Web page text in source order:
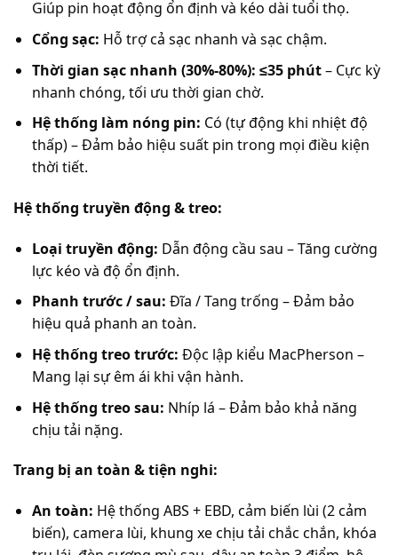
Giúp pin hoạt động ổn định và kéo dài tuổi thọ.
Cổng sạc: Hỗ trợ cả sạc nhanh và sạc chậm.
Thời gian sạc nhanh (30%-80%): ≤35 phút– Cực kỳ
nhanh chóng, tối ưu thời gian chờ.
Hệ thống làm nóng pin: Có (tự động khi nhiệt độ
thấp) – Đảm bảo hiệu suất pin trong mọi điều kiện
thời tiết.
Hệ thống truyền động & treo:
Loại truyền động: Dẫn động cầu sau – Tăng cường
lực kéo và độ ổn định.
Phanh trước / sau: Đĩa / Tang trống – Đảm bảo
hiệu quả phanh an toàn.
Hệ thống treo trước: Độc lập kiểu MacPherson –
Mang lại sự êm ái khi vận hành.
Hệ thống treo sau: Nhíp lá – Đảm bảo khả năng
chịu tải nặng.
Trang bị an toàn & tiện nghi:
An toàn: Hệ thống ABS + EBD, cảm biến lùi (2 cảm
biến), camera lùi, khung xe chịu tải chắc chắn, khóa